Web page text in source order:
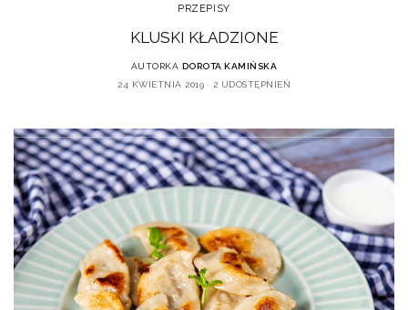
PRZEPISY
KLUSKI KŁADZIONE
AUTORKA DOROTA KAMIŃSKA
24 KWIETNIA 2019
2 UDOSTĘPNIEŃ